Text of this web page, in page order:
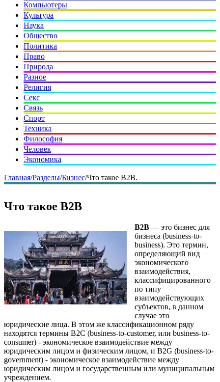
Компьютеры
Культура
Наука
Общество
Политика
Право
Природа
Разное
Религия
Секс
Связь
Спорт
Техника
Философия
Человек
Экономика
Главная/Разделы/Бизнес/Что такое B2B.
Что такое B2B
B2B — это бизнес для
бизнеса (business-to-
business). Это термин,
определяющий вид
экономического
взаимодействия,
классифицированного
по типу
взаимодействующих
субъектов, в данном
случае это
юридические лица. В этом же классификационном ряду
находятся термины В2С (business-to-customer, или business-to-
consumer) - экономическое взаимодействие между
юридическим лицом и физическим лицом, и В2G (business-to-
government) - экономическое взаимодействие между
юридическим лицом и государственным или муниципальным
учреждением.